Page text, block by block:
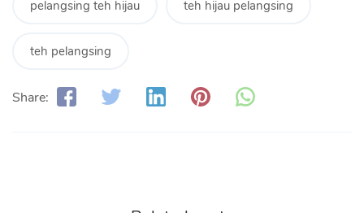
pelangsing teh hijau teh hijau pelangsing
teh pelangsing
Share: